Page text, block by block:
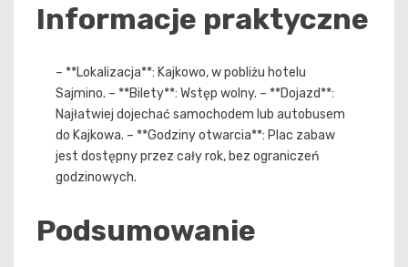
Informacje praktyczne
– **Lokalizacja**: Kajkowo, w pobliżu hotelu
Sajmino. – **Bilety**: Wstęp wolny. – **Dojazd**:
Najłatwiej dojechać samochodem lub autobusem
do Kajkowa. – **Godziny otwarcia**: Plac zabaw
jest dostępny przez cały rok, bez ograniczeń
godzinowych.
Podsumowanie